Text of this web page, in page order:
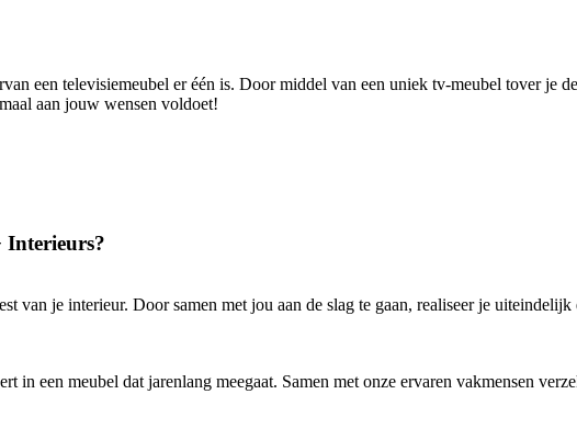
een televisiemeubel er één is. Door middel van een uniek tv-meubel tover je
aan jouw wensen voldoet!
Interieurs?
van je interieur. Door samen met jou aan de slag te gaan, realiseer je
in een meubel dat jarenlang meegaat. Samen met onze ervaren vakmensen